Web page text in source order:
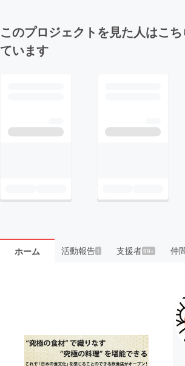
このプロジェクトを見た人はこ
ています
ホーム 活動報告1 支援者99+ 仲